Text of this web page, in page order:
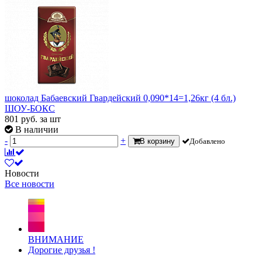
шоколад Бабаевский Гвардейский 0,090*14=1,26кг (4 бл.)
ШОУ-БОКС
801 руб. за шт
В наличии
-
+ В корзину Добавлено
Новости
Все новости
ВНИМАНИЕ
Дорогие друзья !